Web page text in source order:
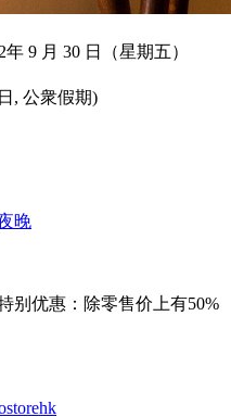
9 月 30 日（星期五）
, 公衆假期)
晚
别优惠：除零售价上有50%